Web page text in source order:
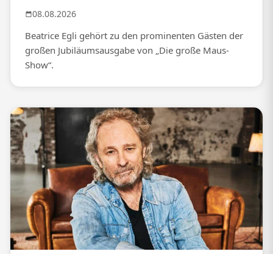
08.08.2026
Beatrice Egli gehört zu den prominenten Gästen der
großen Jubiläumsausgabe von „Die große Maus-
Show“.